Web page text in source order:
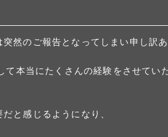
然のご報告となってしまい申し訳あ
本当にたくさんの経験をさせてい
と感じるようになり、